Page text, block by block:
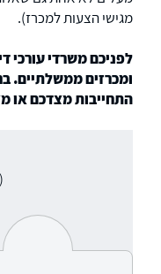
מגישי הצעות למכרז).
לפניכם משרדי עורכי
ומכרזים ממשלתיים.
התחייבות מצדכם או